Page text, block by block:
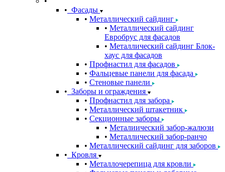
Фасады
Металлический сайдинг
Металлический сайдинг
Евробрус для фасадов
Металлический сайдинг Блок-
хаус для фасадов
Профнастил для фасадов
Фальцевые панели для фасада
Стеновые панели
Заборы и ограждения
Профнастил для забора
Металлический штакетник
Секционные заборы
Металиический забор-жалюзи
Металлический забор-ранчо
Металлический сайдинг для заборов
Кровля
Металлочерепица для кровли